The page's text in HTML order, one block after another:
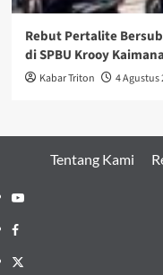
Rebut Pertalite
di SPBU Krooy Kaimana
Kabar Triton 4 Agustus
Tentang Kami
Youtube
Facebook
Twitter